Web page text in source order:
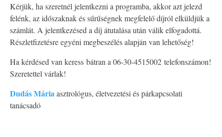
Kérjük, ha szeretnél jelentkezni a programba, akkor azt jelezd
felénk, az időszaknak és sűrűségnek megfelelő díjról elküldjük a
számlát. A jelentkezésed a díj átutalása után válik elfogadottá.
Részletfizetésre egyéni megbeszélés alapján van lehetőség!
Ha kérdésed van keress bátran a 06-30-4515002 telefonszámon!
Szeretettel várlak!
Dudás Máriaasztrológus, életvezetési és párkapcsolati
tanácsadó